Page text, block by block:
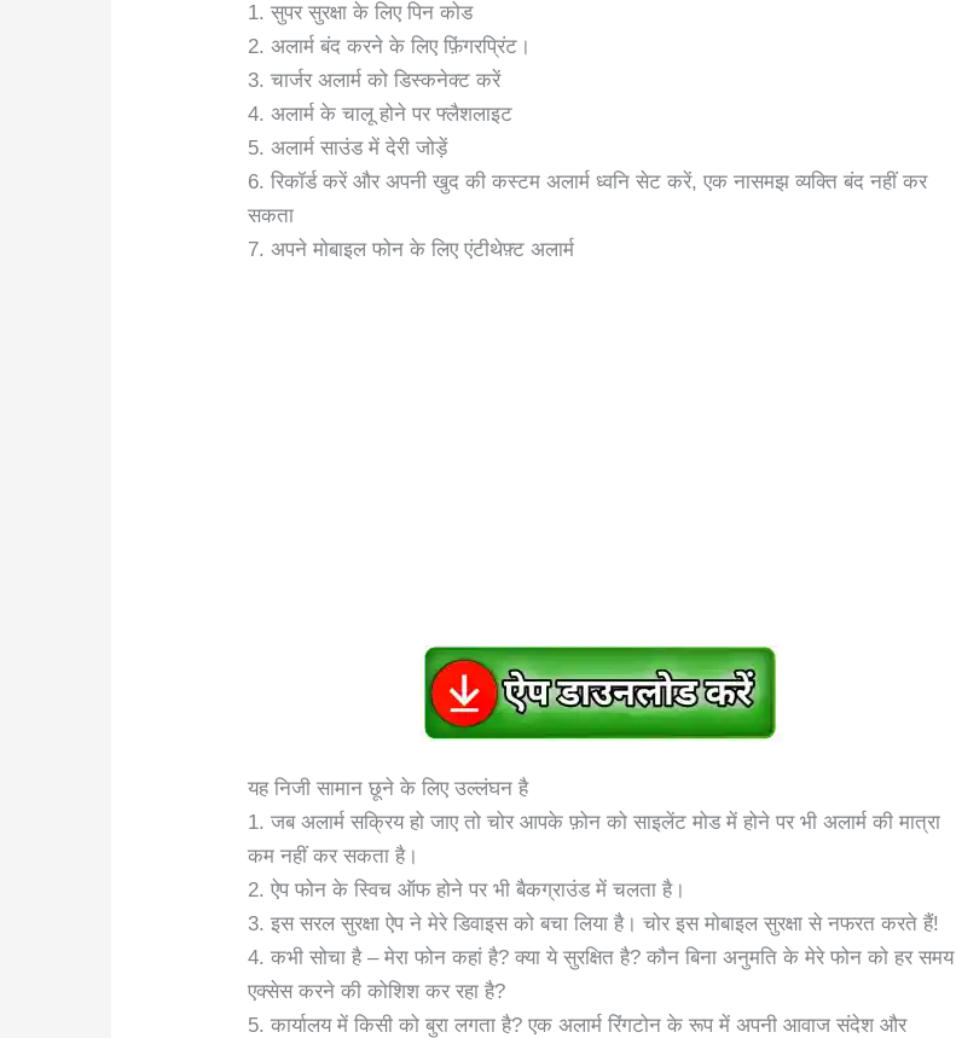
1. सुपर सुरक्षा के लिए पिन कोड
2. अलार्म बंद करने के लिए फ़िंगरप्रिंट।
3. चार्जर अलार्म को डिस्कनेक्ट करें
4. अलार्म के चालू होने पर फ्लैशलाइट
5. अलार्म साउंड में देरी जोड़ें
6. रिकॉर्ड करें और अपनी खुद की कस्टम अलार्म ध्वनि सेट करें, एक नासमझ व्यक्ति बंद नहीं कर
सकता
7. अपने मोबाइल फोन के लिए एंटीथेफ़्ट अलार्म
यह निजी सामान छूने के लिए उल्लंघन है
1. जब अलार्म सक्रिय हो जाए तो चोर आपके फ़ोन को साइलेंट मोड में होने पर भी अलार्म की मात्रा
कम नहीं कर सकता है।
2. ऐप फोन के स्विच ऑफ होने पर भी बैकग्राउंड में चलता है।
3. इस सरल सुरक्षा ऐप ने मेरे डिवाइस को बचा लिया है। चोर इस मोबाइल सुरक्षा से नफरत करते हैं!
4. कभी सोचा है – मेरा फोन कहां है? क्या ये सुरक्षित है? कौन बिना अनुमति के मेरे फोन को हर समय
एक्सेस करने की कोशिश कर रहा है?
5. कार्यालय में किसी को बुरा लगता है? एक अलार्म रिंगटोन के रूप में अपनी आवाज संदेश और